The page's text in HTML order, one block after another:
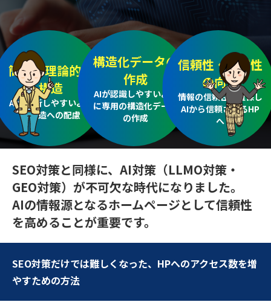
簡潔・理論的な
構造
AIが解析しやすいよう
な構造への配慮
構造化データの
作成
AIが認識しやすいよう
に専用の構造化データ
の作成
信頼性・権威性
の向上
情報の信頼性を確保し
AIから信頼されるHP
へ
SEO対策と同様に、AI対策（LLMO対策・
GEO対策）が不可欠な時代になりました。
AIの情報源となるホームページとして信頼性
を高めることが重要です。
SEO対策だけでは難しくなった、HPへのアクセス数を増
やすための方法